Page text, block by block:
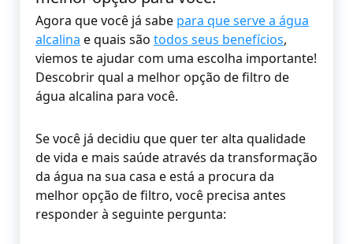
Agora que você já sabe para que serve a água
alcalina e quais são todos seus benefícios,
viemos te ajudar com uma escolha importante!
Descobrir qual a melhor opção de filtro de
água alcalina para você.
Se você já decidiu que quer ter alta qualidade
de vida e mais saúde através da transformação
da água na sua casa e está a procura da
melhor opção de filtro, você precisa antes
responder à seguinte pergunta: